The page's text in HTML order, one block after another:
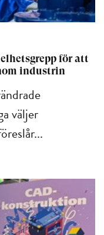
för att
industrin
väljer